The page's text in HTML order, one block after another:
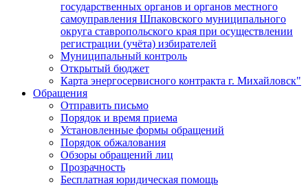
государственных органов и органов местного
самоуправления Шпаковского муниципального
округа ставропольского края при осуществлении
регистрации (учёта) избирателей
Муниципальный контроль
Открытый бюджет
Карта энергосервисного контракта г. Михайловск"
Обращения
Отправить письмо
Порядок и время приема
Установленные формы обращений
Порядок обжалования
Обзоры обращений лиц
Прозрачность
Бесплатная юридическая помощь